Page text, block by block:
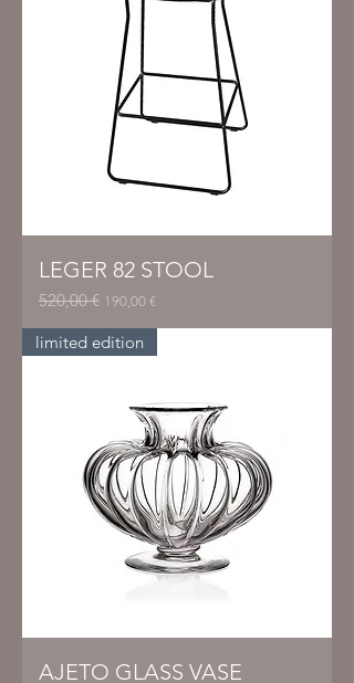
LEGER 82 STOOL
Prezzo regolare
520,00 € Prezzo scontato
190,00 €
limited edition
AJETO GLASS VASE